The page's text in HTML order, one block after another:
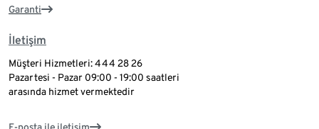
Garanti
İletişim
Müşteri Hizmetleri: 444 28 26
Pazartesi - Pazar 09:00 - 19:00 saatleri
arasında hizmet vermektedir